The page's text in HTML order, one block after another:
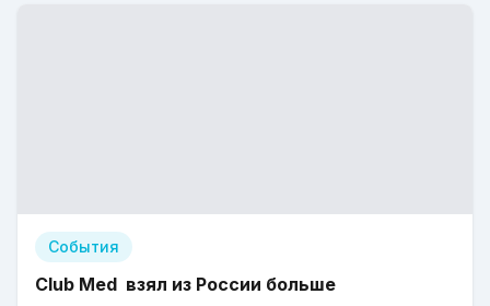
События
Club Med взял из России больше